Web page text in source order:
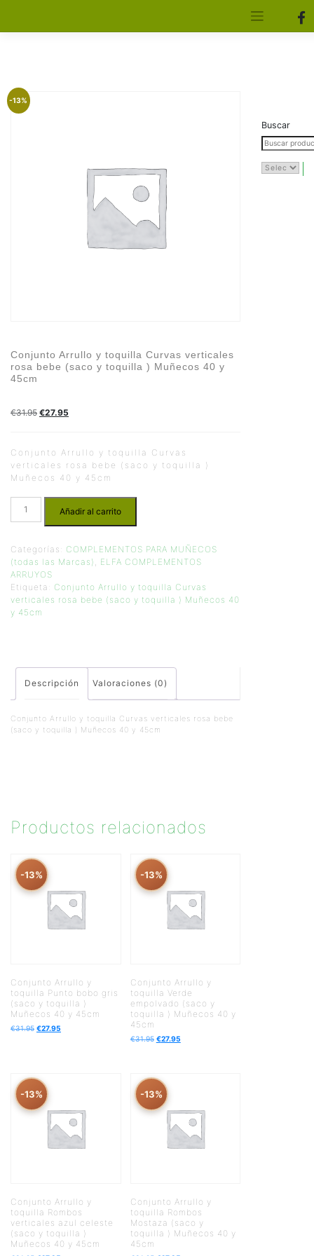
-13%
Conjunto Arrullo y toquilla Curvas verticales
rosa bebe (saco y toquilla ) Muñecos 40 y
45cm
€31.95 €27.95
Conjunto Arrullo y toquilla Curvas
verticales rosa bebe (saco y toquilla )
Muñecos 40 y 45cm
Añadir al carrito
Categorías: COMPLEMENTOS PARA MUÑECOS
(todas las Marcas)
ELFA COMPLEMENTOS
ARRUYOS
Etiqueta: Conjunto Arrullo y toquilla Curvas
verticales rosa bebe (saco y toquilla ) Muñecos 40
y 45cm
Descripción Valoraciones (0)
Conjunto Arrullo y toquilla Curvas verticales rosa bebe
(saco y toquilla ) Muñecos 40 y 45cm
Productos relacionados
-13%
Conjunto Arrullo y
toquilla Punto bobo gris
(saco y toquilla )
Muñecos 40 y 45cm
€31.95 €27.95
-13%
Conjunto Arrullo y
toquilla Verde
empolvado (saco y
toquilla ) Muñecos 40 y
45cm
€31.95 €27.95
-13%
Conjunto Arrullo y
toquilla Rombos
verticales azul celeste
(saco y toquilla )
Muñecos 40 y 45cm
-13%
Conjunto Arrullo y
toquilla Rombos
Mostaza (saco y
toquilla ) Muñecos 40 y
45cm
Buscar